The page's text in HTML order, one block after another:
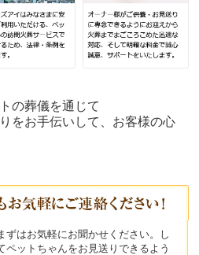
の葬儀を通じて
をお手伝いして、お客様の心
ずはお気軽にお聞かせください。し
ペットちゃんをお見送りできるよう